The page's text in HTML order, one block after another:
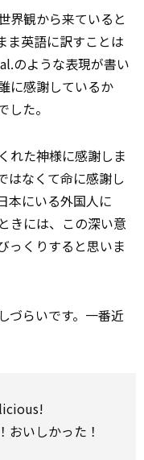
界観から来ていると
ま英語に訳すことは
のような表現が書い
に感謝しているか
た。
れた神様に感謝しま
はなくて命に感謝し
本にいる外国人に
きには、この深い意
っくりすると思いま
しづらいです。一番近
おいしかった！